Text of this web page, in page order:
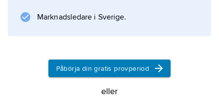
Marknadsledare i Sverige.
Påbörja din gratis provperiod
eller